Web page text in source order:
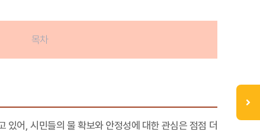
목차
있어, 시민들의 물 확보와 안정성에 대한 관심은 점점 더